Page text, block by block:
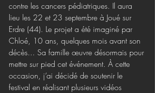
contre les cancers pédiatriques. Il aura
lieu les 22 et 23 septembre à Joué sur
Erdre (44). Le projet a été imaginé par
Chloé, 10 ans, quelques mois avant son
décès... Sa famille œuvre désormais pour
mettre sur pied cet événement. À cette
occasion, j’ai décidé de soutenir le
festival en réalisant plusieurs vidéos